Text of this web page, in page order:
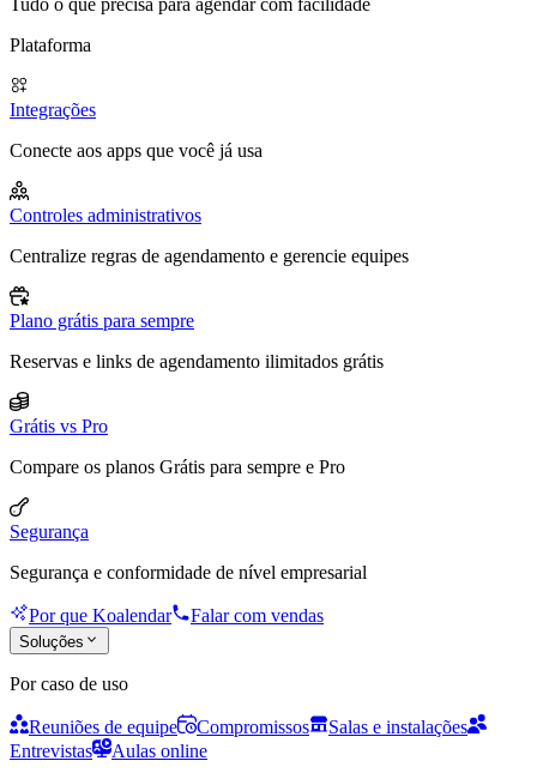
Tudo o que precisa para agendar com facilidade
Plataforma
Integrações
Conecte aos apps que você já usa
Controles administrativos
Centralize regras de agendamento e gerencie equipes
Plano grátis para sempre
Reservas e links de agendamento ilimitados grátis
Grátis vs Pro
Compare os planos Grátis para sempre e Pro
Segurança
Segurança e conformidade de nível empresarial
Por que Koalendar Falar com vendas
Soluções
Por caso de uso
Reuniões de equipe Compromissos
Salas e instalações
Entrevistas
Aulas online